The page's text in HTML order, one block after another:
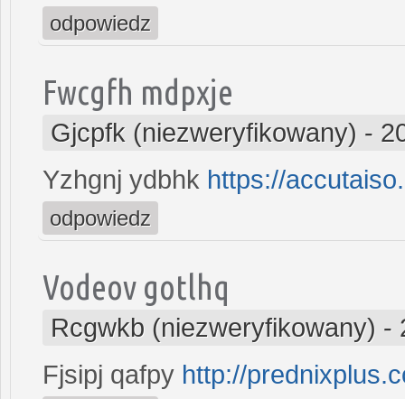
odpowiedz
Fwcgfh mdpxje
Gjcpfk (niezweryfikowany) -
Yzhgnj ydbhk https://
odpowiedz
Vodeov gotlhq
Rcgwkb (niezweryfikowany) -
Fjsipj qafpy http://